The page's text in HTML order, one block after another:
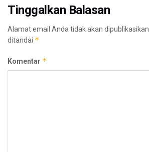
Tinggalkan Balasan
Alamat email Anda tidak akan dipublikasikan.
ditandai *
Komentar *